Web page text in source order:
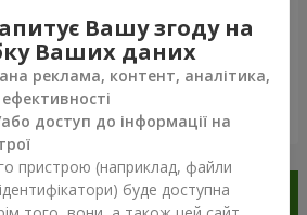
Переглянути все
в додатку
Вашу згоду на
Ваших даних
реклама, контент, аналітика,
доступ до інформації на
пристрою (наприклад, файли
буде доступна